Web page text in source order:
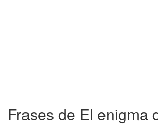
Frases de El enigma